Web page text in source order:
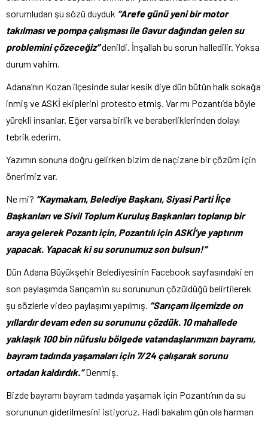
sorumludan şu sözü duyduk “Arefe günü yeni bir motor
takılması ve pompa çalışması ile Gavur dağından gelen su
problemini çözeceğiz”denildi. İnşallah bu sorun halledilir. Yoksa
durum vahim.
Adana’nın Kozan ilçesinde sular kesik diye dün bütün halk sokağa
inmiş ve ASKİ ekiplerini protesto etmiş. Var mı Pozantı’da böyle
yürekli insanlar. Eğer varsa birlik ve beraberliklerinden dolayı
tebrik ederim.
Yazımın sonuna doğru gelirken bizim de naçizane bir çözüm için
önerimiz var.
Ne mi? “Kaymakam, Belediye Başkanı, Siyasi Parti İlçe
Başkanları ve Sivil Toplum Kuruluş Başkanları toplanıp bir
araya gelerek Pozantı için, Pozantılı için ASKİ’ye yaptırım
yapacak. Yapacak ki su sorunumuz son bulsun!”
Dün Adana Büyükşehir Belediyesinin Facebook sayfasındaki en
son paylaşımda Sarıçam’ın su sorununun çözüldüğü belirtilerek
şu sözlerle video paylaşımı yapılmış. “Sarıçam ilçemizde on
yıllardır devam eden su sorununu çözdük. 10 mahallede
yaklaşık 100 bin nüfuslu bölgede vatandaşlarımızın bayramı,
bayram tadında yaşamaları için 7/24 çalışarak sorunu
ortadan kaldırdık.”Denmiş.
Bizde bayramı bayram tadında yaşamak için Pozantı’nın da su
sorununun giderilmesini istiyoruz. Hadi bakalım gün ola harman